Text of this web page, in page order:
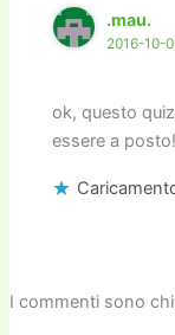
.mau.
2016-10-
ok, questo
essere a posto!
I commenti sono